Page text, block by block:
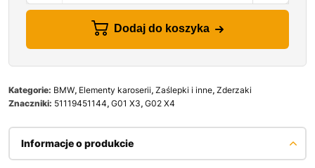
Dodaj do koszyka
Kategorie: BMW, Elementy karoserii, Zaślepki i inne, Zderzaki
Znaczniki: 51119451144, G01 X3, G02 X4
Informacje o produkcie